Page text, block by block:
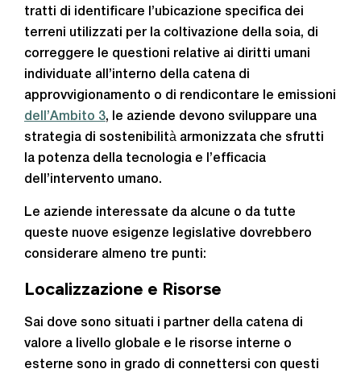
tratti di identificare l’ubicazione specifica dei
terreni utilizzati per la coltivazione della soia, di
correggere le questioni relative ai diritti umani
individuate all’interno della catena di
approvvigionamento o di rendicontare le emissioni
dell’Ambito 3, le aziende devono sviluppare una
strategia di sostenibilità armonizzata che sfrutti
la potenza della tecnologia e l’efficacia
dell’intervento umano.
Le aziende interessate da alcune o da tutte
queste nuove esigenze legislative dovrebbero
considerare almeno tre punti:
Localizzazione e Risorse
Sai dove sono situati i partner della catena di
valore a livello globale e le risorse interne o
esterne sono in grado di connettersi con questi